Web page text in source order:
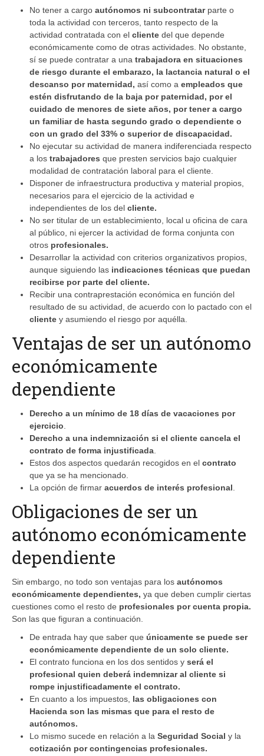
No tener a cargo autónomos ni subcontratarparte o
toda la actividad con terceros, tanto respecto de la
actividad contratada con el cliente del que depende
económicamente como de otras actividades. No obstante,
sí se puede contratar a una trabajadora en situaciones
de riesgo durante el embarazo, la lactancia natural o el
descanso por maternidad, así como a empleados que
estén disfrutando de la baja por paternidad, por el
cuidado de menores de siete años, por tener a cargo
un familiar de hasta segundo grado o dependiente o
con un grado del 33% o superior de discapacidad.
No ejecutar su actividad de manera indiferenciada respecto
a los trabajadores que presten servicios bajo cualquier
modalidad de contratación laboral para el cliente.
Disponer de infraestructura productiva y material propios,
necesarios para el ejercicio de la actividad e
independientes de los del cliente.
No ser titular de un establecimiento, local u oficina de cara
al público, ni ejercer la actividad de forma conjunta con
otros profesionales.
Desarrollar la actividad con criterios organizativos propios,
aunque siguiendo las indicaciones técnicas que puedan
recibirse por parte del cliente.
Recibir una contraprestación económica en función del
resultado de su actividad, de acuerdo con lo pactado con el
cliente y asumiendo el riesgo por aquélla.
Ventajas de ser un autónomo
económicamente
dependiente
Derecho a un mínimo de 18 días de vacaciones por
ejercicio
Derecho a una indemnización si el cliente cancela el
contrato de forma injustificada
Estos dos aspectos quedarán recogidos en el contrato
que ya se ha mencionado.
La opción de firmar acuerdos de interés profesional
Obligaciones de ser un
autónomo económicamente
dependiente
Sin embargo, no todo son ventajas para los autónomos
económicamente dependientes, ya que deben cumplir ciertas
cuestiones como el resto de profesionales por cuenta propia.
Son las que figuran a continuación.
De entrada hay que saber que únicamente se puede ser
económicamente dependiente de un solo cliente.
El contrato funciona en los dos sentidos y será el
profesional quien deberá indemnizar al cliente si
rompe injustificadamente el contrato.
En cuanto a los impuestos, las obligaciones con
Hacienda son las mismas que para el resto de
autónomos.
Lo mismo sucede en relación a la Seguridad Social y la
cotización por contingencias profesionales.